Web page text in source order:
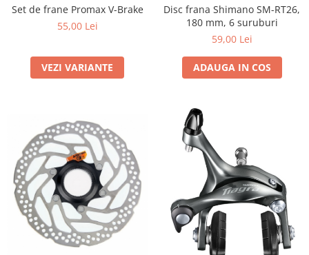
Set de frane Promax V-Brake
55,00 Lei
VEZI VARIANTE
Disc frana Shimano SM-RT26,
180 mm, 6 suruburi
59,00 Lei
ADAUGA IN COS